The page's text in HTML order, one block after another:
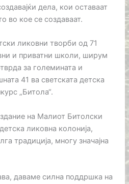
дела, кои оставаат
во кое се создаваат.
ликовни творби од 71
и приватни школи, ширум
за големината и
41 ва светската детска
„Битола“.
на Малиот Битолски
ликовна колонија,
традиција, многу значајна
даваме силна поддршка на